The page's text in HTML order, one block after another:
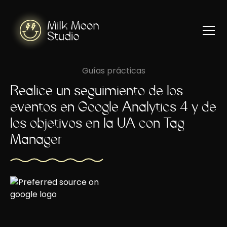
Guías prácticas
Realice un seguimiento de los
eventos en Google Analytics 4 y de
los objetivos en la UA con Tag
Manager